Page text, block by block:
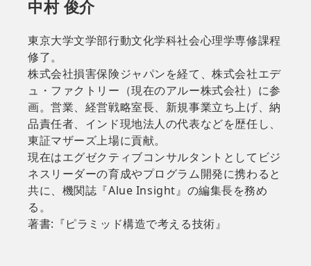
中村 俊介
東京大学文学部行動文化学科社会心理学専修課程
修了。
株式会社損害保険ジャパンを経て、株式会社エデ
ュ・ファクトリー（現在のアルー株式会社）に参
画。営業、経営戦略室長、新規事業立ち上げ、納
品責任者、インド現地法人の代表などを歴任し、
東証マザーズ上場に貢献。
現在はエグゼクティブコンサルタントとしてビジ
ネスリーダーの育成やプログラム開発に携わると
共に、機関誌『Alue Insight』の編集長を務め
る。
著書:『ピラミッド構造で考える技術』